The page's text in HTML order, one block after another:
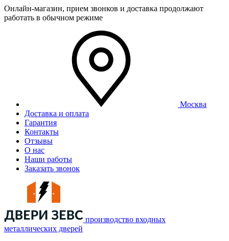
Онлайн-магазин, прием звонков и доставка продолжают
работать в обычном режиме
Москва
Доставка и оплата
Гарантия
Контакты
Отзывы
О нас
Наши работы
Заказать звонок
производство входных
металлических дверей